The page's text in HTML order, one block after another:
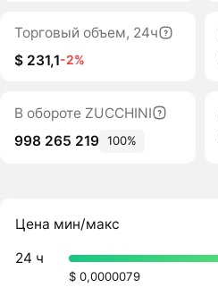
Торговый объем, 24ч
$ 231,1-2%
В обороте ZUCCHINI
998 265 219 100%
Цена мин/макс
24 ч
$ 0,0000079